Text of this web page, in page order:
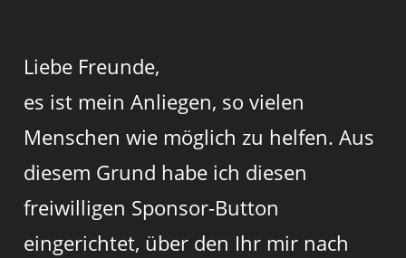
Liebe Freunde,
es ist mein Anliegen, so vielen
Menschen wie möglich zu helfen. Aus
diesem Grund habe ich diesen
freiwilligen Sponsor-Button
eingerichtet, über den Ihr mir nach